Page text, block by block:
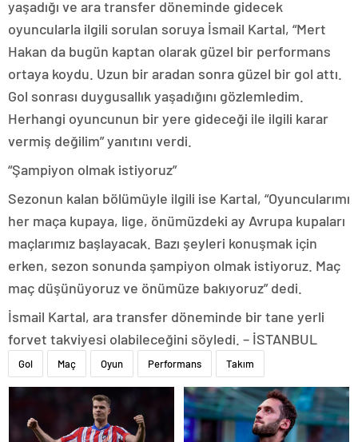
yaşadığı ve ara transfer döneminde gidecek
oyuncularla ilgili sorulan soruya İsmail Kartal, “Mert
Hakan da bugün kaptan olarak güzel bir performans
ortaya koydu. Uzun bir aradan sonra güzel bir gol attı.
Gol sonrası duygusallık yaşadığını gözlemledim.
Herhangi oyuncunun bir yere gideceği ile ilgili karar
vermiş değilim” yanıtını verdi.
“Şampiyon olmak istiyoruz”
Sezonun kalan bölümüyle ilgili ise Kartal, “Oyuncularımı
her maça kupaya, lige, önümüzdeki ay Avrupa kupaları
maçlarımız başlayacak. Bazı şeyleri konuşmak için
erken, sezon sonunda şampiyon olmak istiyoruz. Maç
maç düşünüyoruz ve önümüze bakıyoruz” dedi.
İsmail Kartal, ara transfer döneminde bir tane yerli
forvet takviyesi olabileceğini söyledi. – İSTANBUL
Gol Maç Oyun Performans Takım